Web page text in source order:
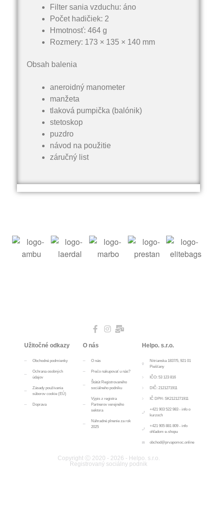
Filter sania vzduchu: áno
Počet hadičiek: 2
Hmotnosť: 464 g
Rozmery: 173 × 135 × 140 mm
Obsah balenia
aneroidný manometer
manžeta
tlaková pumpička (balónik)
stetoskop
puzdro
návod na použitie
záručný list
Užitočné odkazy
Obchodné podmienky
Ochrana osobných
údajov
Zásady používania
súborov cookie (EÚ)
Doprava
O nás
O nás
Prečo nakupovať u nás?
Štátút Registrovaného
sociálneho podniku
Výpis z registra
Partnerov verejného
sektora
Náhradné plnenie za rok
2025
Helpo. s.r.o.
Nitrianska 1837/5, 921 01
Piešťany
IČO: 53 123 816
DIČ: 2121271911
IČ DPH: SK2121271911
+421 903 522 983 - info o
kurzoch
+421 905 881 809 - info
ohľadom e-shopu
obchod@prvapomoc.online
Copyright Ⓒ 2020 - 2026 - Helpo. s.r.o.
Registrovaný sociálny podnik